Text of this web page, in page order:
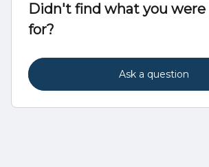
Didn't find what you were
for?
Ask a question